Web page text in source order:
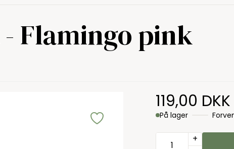
Flamingo pink
119,00 DKK
På lager
+